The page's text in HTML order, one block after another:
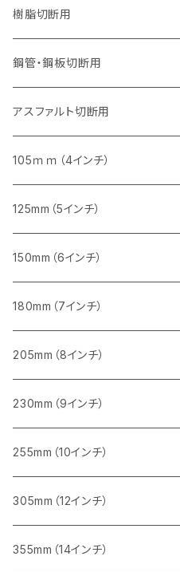
セグメント（特殊凸凹加工チップ）
セグメントタイプ（一般道路カッター用
セグメントタイプ
セグメントタイプ（一般道路カッター用
405mm（16インチ）
セグメントタイプ
セグメントタイプ（一般道路カッター用
455mm（18インチ）
セグメント（一般道路カッター用
埋設鋳鉄管工事対応タイプ
セグメントタイプ
埋設鋳鉄管工事対応タイプ
405mm（16インチ）
セグメントタイプ
埋設鋳鉄管工事対応タイプ
ウェーブタイプ
セグメントタイプ
セグメントタイプ（一般道路カッター用
305mm（12インチ）
セグメント
セグメント（特殊凸凹加工チップ）
355mm（14インチ）
セグメント
セグメント（特殊凸凹加工チップ）
405mm（16インチ）
セグメント
セグメント（一般道路カッター用
473mm（18インチ）
セグメント（一般道路カッター用
セグメントタイプ
230mm（9インチ）
セグメントタイプ
255mm（10インチ）
セグメントタイプ
305mm（12インチ）
セグメント
セグメント（特殊凸凹加工チップ）
355mm（14インチ）
セグメント
セグメント（特殊凸凹加工チップ）
405mm（16インチ）
セグメントタイプ
305mm（12インチ）
砥石（補強綱入り）
355mm（14インチ）
砥石（補強綱入り）
樹脂切断用
305mm（12インチ）
砥石（補強綱入り）
355mm（14インチ）
砥石（補強綱入り）
鋼管・鋼板切断用
305mm（12インチ）
砥石（補強綱入り）
355mm（14インチ）
砥石（補強綱入り）
アスファルト切断用
255ｍｍ（10インチ）
一般道路カッター用
305ｍｍ（12インチ）
一般道路カッター用
355ｍｍ（14インチ）
一般道路カッター用
405mm（16インチ）
一般道路カッター用
455ｍｍ（18インチ）
一般道路カッター用
105ｍｍ（4インチ）
タイル切断用
みかげ石（御影石）切断用
コンクリート切断用
ブロック切断用
レンガ切断用
インターロッキング切断用
鋳鉄管切断用
ヒューム管・U字溝切断用
125mm（5インチ）
タイル切断用
みかげ石（御影石）切断用
コンクリート切断用
ブロック切断用
レンガ切断用
インターロッキング切断用
鋳鉄管切断用
150mm（6インチ）
みかげ石（御影石）切断用
コンクリート切断用
ブロック切断用
レンガ切断用
インターロッキング切断用
鋳鉄管切断用
180mm（7インチ）
みかげ石（御影石）切断用
コンクリート切断用
ブロック切断用
レンガ切断用
インターロッキング切断用
205mm（8インチ）
みかげ石（御影石）切断用
コンクリート切断用
ブロック切断用
レンガ切断用
230mm（9インチ）
みかげ石（御影石）切断用
コンクリート切断用
ブロック切断用
255mm（10インチ）
コンクリート切断用
一般道路カッター用
ブロック切断用
305mm（12インチ）
みかげ石（御影石）切断用
355mm（14インチ）